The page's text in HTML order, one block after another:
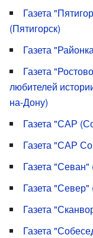
Газета
(Пятигорск)
Газета
Газета
любителей
на-Дону)
Газета "САР
Газета "САР
Газета "Севан"
Газета "Север"
Газета
Газета